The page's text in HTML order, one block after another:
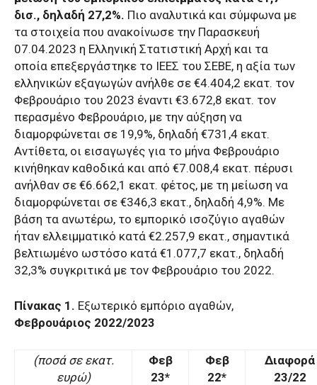
δισ., δηλαδή 27,2%. Πιο αναλυτικά και σύμφωνα με
τα στοιχεία που ανακοίνωσε την Παρασκευή
07.04.2023 η Ελληνική Στατιστική Αρχή και τα
οποία επεξεργάστηκε το ΙΕΕΣ του ΣΕΒΕ, η αξία των
ελληνικών εξαγωγών ανήλθε σε €4.404,2 εκατ. τον
Φεβρουάριο του 2023 έναντι €3.672,8 εκατ. τον
περασμένο Φεβρουάριο, με την αύξηση να
διαμορφώνεται σε 19,9%, δηλαδή €731,4 εκατ.
Αντίθετα, οι εισαγωγές για το μήνα Φεβρουάριο
κινήθηκαν καθοδικά και από €7.008,4 εκατ. πέρυσι
ανήλθαν σε €6.662,1 εκατ. φέτος, με τη μείωση να
διαμορφώνεται σε €346,3 εκατ., δηλαδή 4,9%. Με
βάση τα ανωτέρω, το εμπορικό ισοζύγιο αγαθών
ήταν ελλειμματικό κατά €2.257,9 εκατ., σημαντικά
βελτιωμένο ωστόσο κατά €1.077,7 εκατ., δηλαδή
32,3% συγκριτικά με τον Φεβρουάριο του 2022.
Πίνακας 1. Εξωτερικό εμπόριο αγαθών,
Φεβρουάριος 2022/2023
(ποσά σε εκατ.
ευρώ)
Φεβ
23*
Φεβ
22*
Διαφορά
23/22